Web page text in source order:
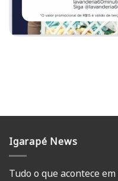
Igarapé News
Tudo o que acontece em